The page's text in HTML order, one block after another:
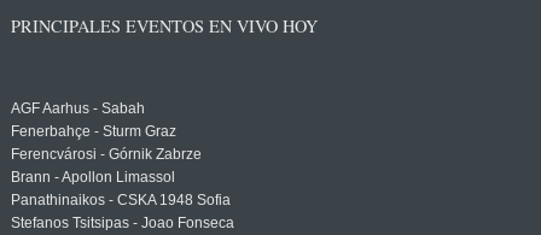
PRINCIPALES EVENTOS EN VIVO HOY
AGF Aarhus - Sabah
Fenerbahçe - Sturm Graz
Ferencvárosi - Górnik Zabrze
Brann - Apollon Limassol
Panathinaikos - CSKA 1948 Sofia
Stefanos Tsitsipas - Joao Fonseca